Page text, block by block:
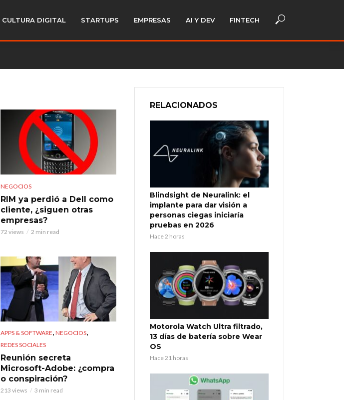
CULTURA DIGITAL STARTUPS EMPRESAS AI Y DEV FINTECH
NEGOCIOS
RIM ya perdió a Dell como
cliente, ¿siguen otras
empresas?
72 views 2 min read
APPS & SOFTWARE, NEGOCIOS,
REDES SOCIALES
Reunión secreta
Microsoft-Adobe: ¿compra
o conspiración?
213 views 3 min read
RELACIONADOS
Blindsight de Neuralink: el
implante para dar visión a
personas ciegas iniciaría
pruebas en 2026
Hace 2 horas
Motorola Watch Ultra filtrado,
13 días de batería sobre Wear
OS
Hace 21 horas